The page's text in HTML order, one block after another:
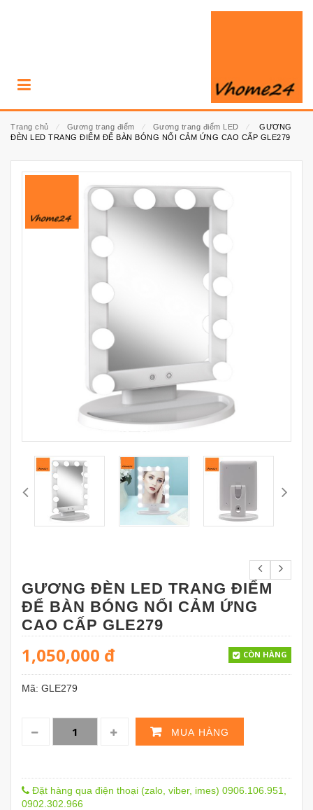
Trang chủ ⁄ Gương trang điểm ⁄ Gương trang điểm LED ⁄
GƯƠNG
ĐÈN LED TRANG ĐIỂM ĐỂ BÀN BÓNG NỔI CẢM ỨNG CAO CẤP GLE279
GƯƠNG ĐÈN LED TRANG ĐIỂM
ĐỂ BÀN BÓNG NỔI CẢM ỨNG
CAO CẤP GLE279
1,050,000 đ CÒN HÀNG
Mã: GLE279
MUA HÀNG
Đặt hàng qua điện thoại (zalo, viber, imes) 0906.106.951,
0902.302.966